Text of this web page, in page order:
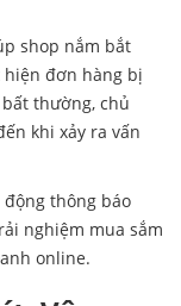
shop nắm bắt
đơn hàng bị
thường, chủ
khi xảy ra vấn
thông báo
nghiệm mua sắm
online.